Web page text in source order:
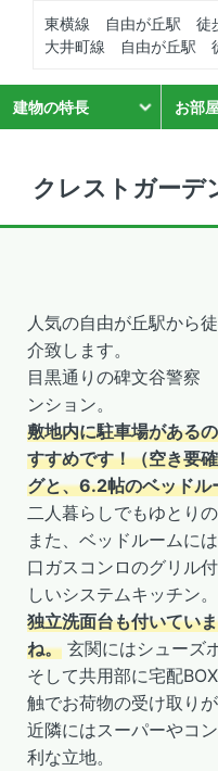
東横線 自由が丘駅 徒
大井町線 自由が丘駅
建物の特長 お部
クレストガーデ
人気の自由が丘駅から
介致します。
目黒通りの碑文谷警察
ンション。
敷地内に駐車場がある
すすめです！（空き要
グと、6.2帖のベッドル
二人暮らしでもゆとり
また、ベッドルームに
口ガスコンロのグリル
しいシステムキッチン。
独立洗面台も付いてい
ね。 玄関にはシューズ
そして共用部に宅配
触でお荷物の受け取りが
近隣にはスーパーやコ
利な立地。